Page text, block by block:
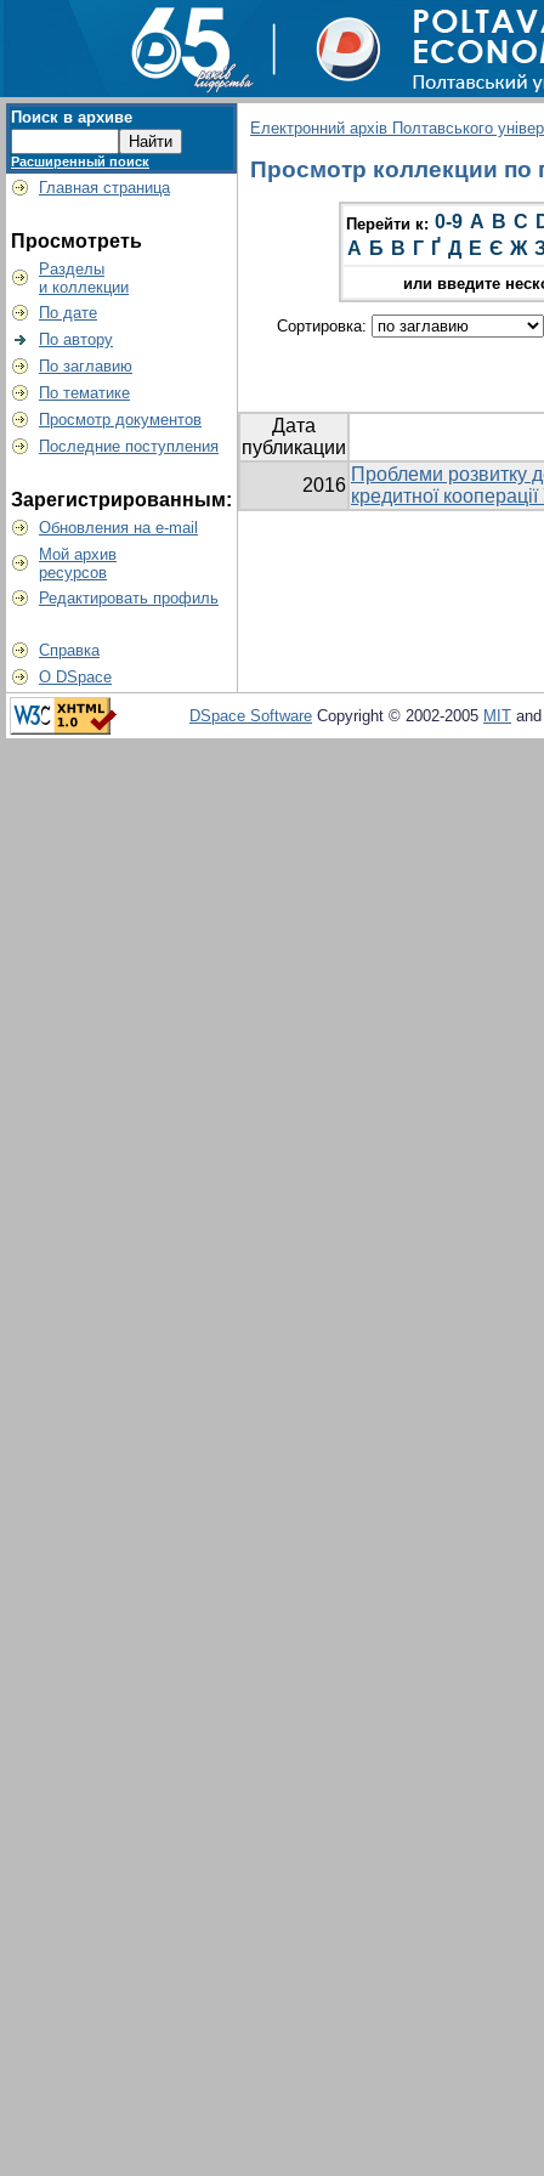
Поиск в архиве
Расширенный поиск
Главная страница
Просмотреть
Разделы
и коллекции
По дате
По автору
По заглавию
По тематике
Просмотр документов
Последние поступления
Зарегистрированным:
Обновления на e-mail
Мой архив
ресурсов
Редактировать профиль
Справка
О DSpace
Електронний архів Полтавського
Просмотр коллекции по
Перейти к: 0-9 A B C
А Б В Г Ґ Д Е Є Ж
или введите
Сортировка:
Дата
публикации
2016
Проблеми розвитку
кредитної кооперації
DSpace Software Copyright © 2002-2005 MIT